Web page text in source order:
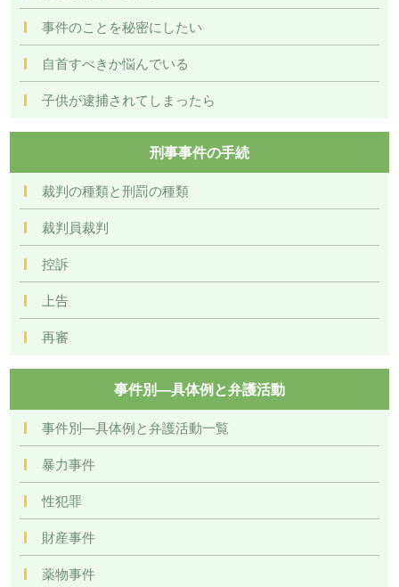
事件のことを秘密にしたい
自首すべきか悩んでいる
子供が逮捕されてしまったら
刑事事件の手続
裁判の種類と刑罰の種類
裁判員裁判
控訴
上告
再審
事件別―具体例と弁護活動
事件別―具体例と弁護活動一覧
暴力事件
性犯罪
財産事件
薬物事件